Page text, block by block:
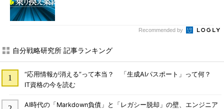
Recommended by
自分戦略研究所 記事ランキング
“応用情報が消える”って本当？ 「生成AIパスポート」って何？
IT資格の今を読む
AI時代の「Markdown負債」と「レガシー脱却」の壁、エンジニア